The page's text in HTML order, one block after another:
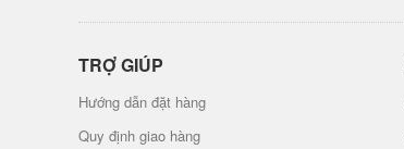
TRỢ GIÚP
Hướng dẫn đặt hàng
Quy định giao hàng